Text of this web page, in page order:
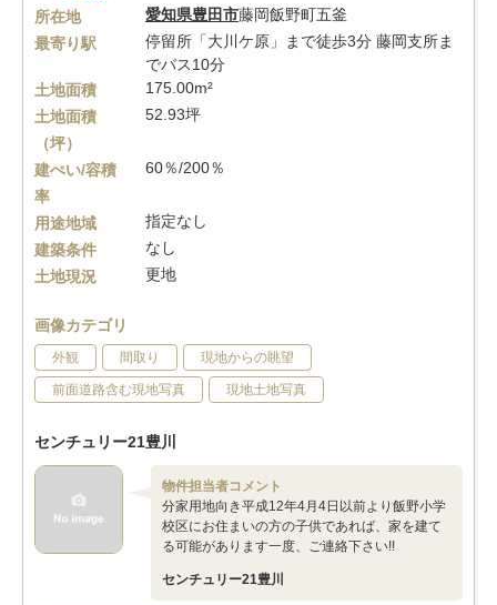
所在地 愛知県豊田市藤岡飯野町五釜
最寄り駅
停留所「大川ケ原」まで徒歩3分 藤岡支所ま
でバス10分
土地面積
175.00m²
土地面積
（坪）
52.93坪
建ぺい/容積
率
60％/200％
用途地域
指定なし
建築条件
なし
土地現況
更地
画像カテゴリ
外観 間取り 現地からの眺望
前面道路含む現地写真 現地土地写真
センチュリー21豊川
物件担当者コメント
分家用地向き平成12年4月4日以前より飯野小学
校区にお住まいの方の子供であれば、家を建て
る可能があります一度、ご連絡下さい!!
センチュリー21豊川